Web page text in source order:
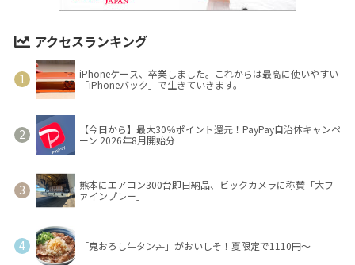
アクセスランキング
iPhoneケース、卒業しました。これからは最高に使いやすい
「iPhoneバック」で生きていきます。
【今日から】最大30％ポイント還元！PayPay自治体キャンペ
ーン 2026年8月開始分
熊本にエアコン300台即日納品、ビックカメラに称賛「大フ
ァインプレー」
「鬼おろし牛タン丼」がおいしそ！夏限定で1110円～